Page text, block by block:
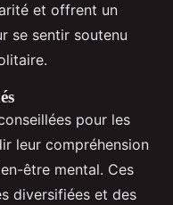
et offrent un
se sentir soutenu
pour les
leur compréhension
être mental. Ces
diversifiées et des